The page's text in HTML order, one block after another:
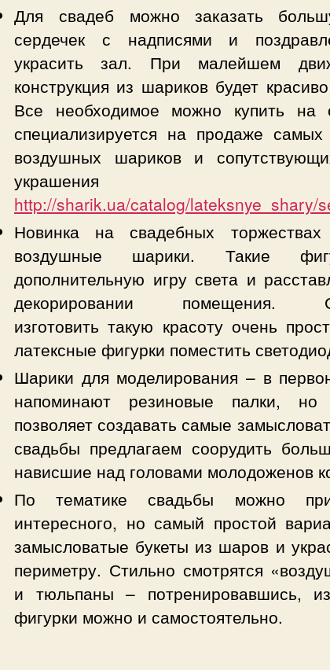
Для свадеб можно заказать
сердечек с надписями и
украсить зал. При малейшем
конструкция из шариков будет
Все необходимое можно купить на
специализируется на продаже самых
воздушных шариков и
украшения
http://sharik.ua/catalog/lateksnye_shary/
Новинка на свадебных
воздушные шарики. Такие
дополнительную игру света и
декорировании помещения.
изготовить такую красоту очень
латексные фигурки поместить
Шарики для моделирования – в
напоминают резиновые палки, но
позволяет создавать самые
свадьбы предлагаем соорудить
нависшие над головами молодоженов
По тематике свадьбы можно
интересного, но самый простой
замысловатые букеты из шаров и
периметру. Стильно смотрятся
и тюльпаны – потренировавшись,
фигурки можно и самостоятельно.